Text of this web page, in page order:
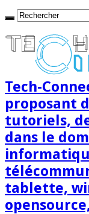
Tech-
proposant
tutoriels,
dans le
tablette,